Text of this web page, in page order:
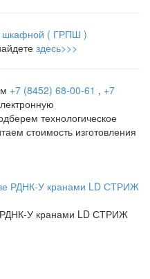
шкафной ( ГРПШ )
здесь>>>
+7 (8452) 68-00-61 , +7
технологическое
стоимость изготовления
У кранами LD СТРИЖ